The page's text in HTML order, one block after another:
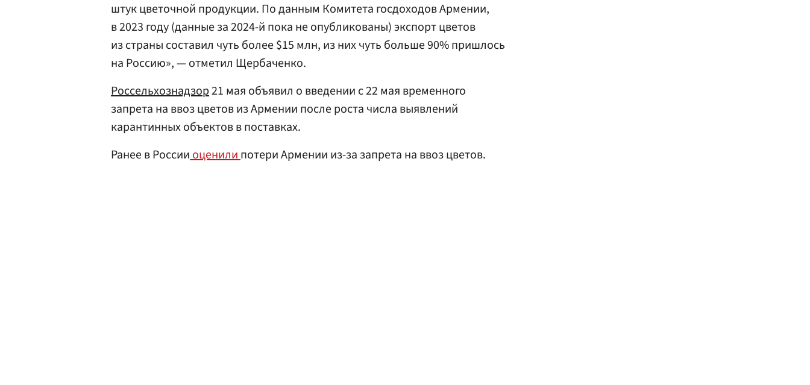
штук цветочной продукции. По данным Комитета госдоходов Армении,
в 2023 году (данные за 2024-й пока не опубликованы) экспорт цветов
из страны составил чуть более $15 млн, из них чуть больше 90% пришлось
на Россию», — отметил Щербаченко.
Россельхознадзор21 мая объявил о введении с 22 мая временного
запрета на ввоз цветов из Армении после роста числа выявлений
карантинных объектов в поставках.
Ранее в Россииоценилипотери Армении из-за запрета на ввоз цветов.